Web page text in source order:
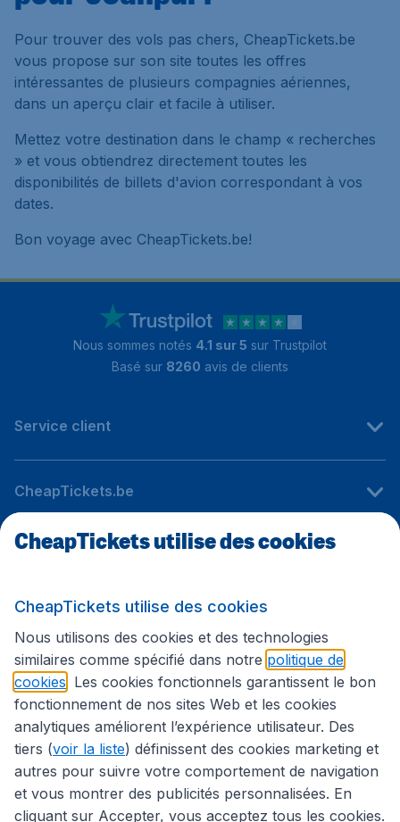
Pour trouver des vols pas chers, CheapTickets.be
vous propose sur son site toutes les offres
intéressantes de plusieurs compagnies aériennes,
dans un aperçu clair et facile à utiliser.
Mettez votre destination dans le champ « recherches
» et vous obtiendrez directement toutes les
disponibilités de billets d'avion correspondant à vos
dates.
Bon voyage avec CheapTickets.be!
Nous sommes notés 4.1 sur 5 sur Trustpilot
Basé sur 8260 avis de clients
Service client
CheapTickets.be
Sites internationaux
Suivez CheapTickets.be
CheapTickets utilise des cookies
CheapTickets utilise des cookies
Nous utilisons des cookies et des technologies
similaires comme spécifié dans notre politique de
cookies . Les cookies fonctionnels garantissent le bon
fonctionnement de nos sites Web et les cookies
analytiques améliorent l’expérience utilisateur. Des
tiers (voir la liste) définissent des cookies marketing et
autres pour suivre votre comportement de navigation
et vous montrer des publicités personnalisées. En
cliquant sur Accepter, vous acceptez tous les cookies.